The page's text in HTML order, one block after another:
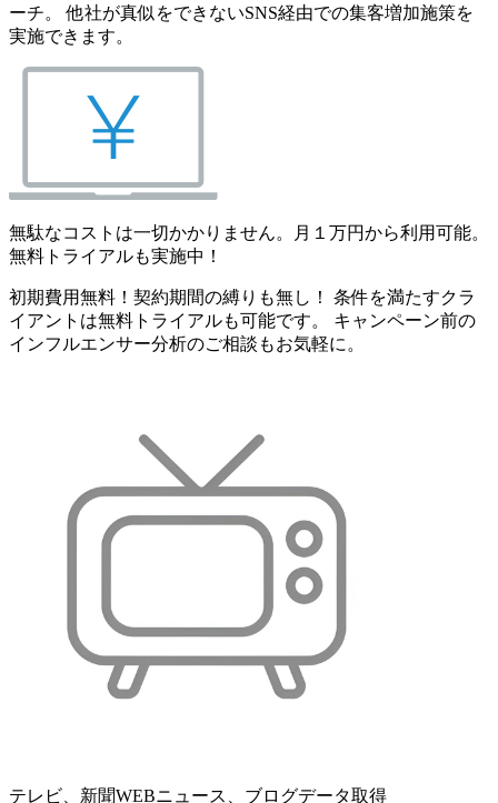
ーチ。 他社が真似をできないSNS経由での集客増加施策を
実施できます。
無駄なコストは一切かかりません。月１万円から利用可能。
無料トライアルも実施中！
初期費用無料！契約期間の縛りも無し！ 条件を満たすクラ
イアントは無料トライアルも可能です。 キャンペーン前の
インフルエンサー分析のご相談もお気軽に。
テレビ、新聞WEBニュース、ブログデータ取得